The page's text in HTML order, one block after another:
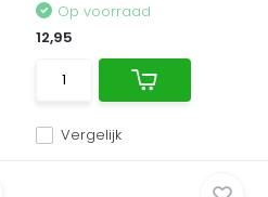
Vergelijk
Op voorraad
12,95